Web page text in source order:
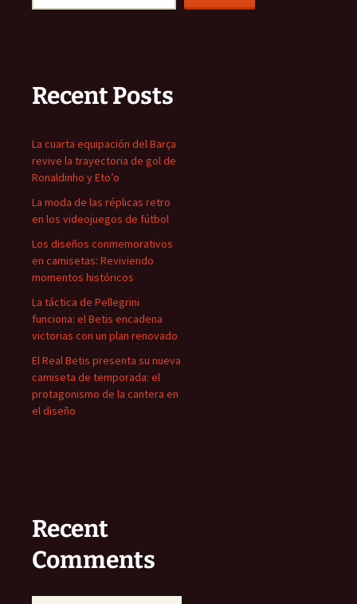
Recent Posts
La cuarta equipación del Barça
revive la trayectoria de gol de
Ronaldinho y Eto’o
La moda de las réplicas retro
en los videojuegos de fútbol
Los diseños conmemorativos
en camisetas: Reviviendo
momentos históricos
La táctica de Pellegrini
funciona: el Betis encadena
victorias con un plan renovado
El Real Betis presenta su nueva
camiseta de temporada: el
protagonismo de la cantera en
el diseño
Recent
Comments